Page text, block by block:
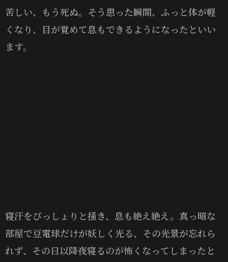
苦しい、もう死ぬ。そう思った瞬間、ふっと体が軽
くなり、目が覚めて息もできるようになったといい
ます。
寝汗をびっしょりと掻き、息も絶え絶え。真っ暗な
部屋で豆電球だけが妖しく光る、その光景が忘れら
れず、その日以降夜寝るのが怖くなってしまったと